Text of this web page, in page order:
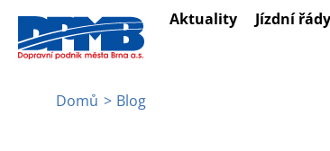
hlavnímu
Aktuality Jízdní řády
Domů Blog